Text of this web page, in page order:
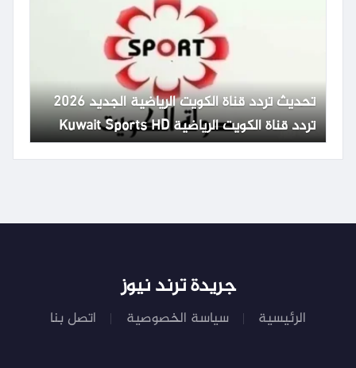
تحديث تردد قناة الكويت الرياضية الجديد 2026
تردد قناة الكويت الرياضية Kuwait Sports HD
65
جريدة ترند نيوز
الرئيسية سياسة الخصوصية اتصل بنا